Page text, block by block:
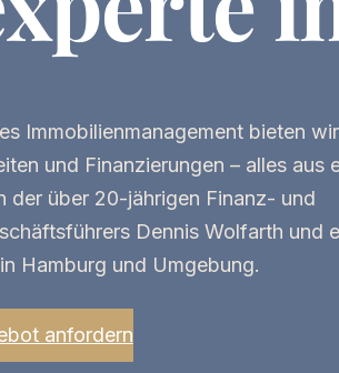
Immobilienmanagement bieten
und Finanzierungen – alles aus
der über 20-jährigen Finanz- und
Dennis Wolfarth und
Hamburg und Umgebung.
anfordern